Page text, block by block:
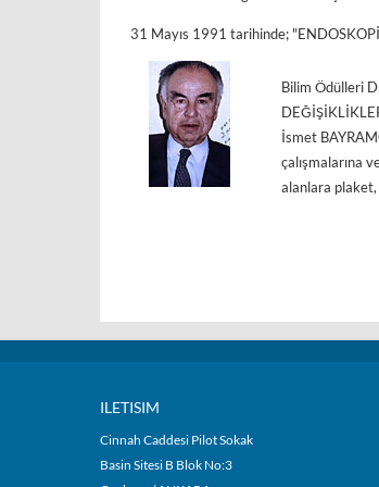
31 Mayıs 1991 tarihinde;
Bilim Ödülleri
İsmet
çalışmalarına
alanlara
ILETISIM
Cinnah Caddesi Pilot Sokak
Basin Sitesi B Blok No:3